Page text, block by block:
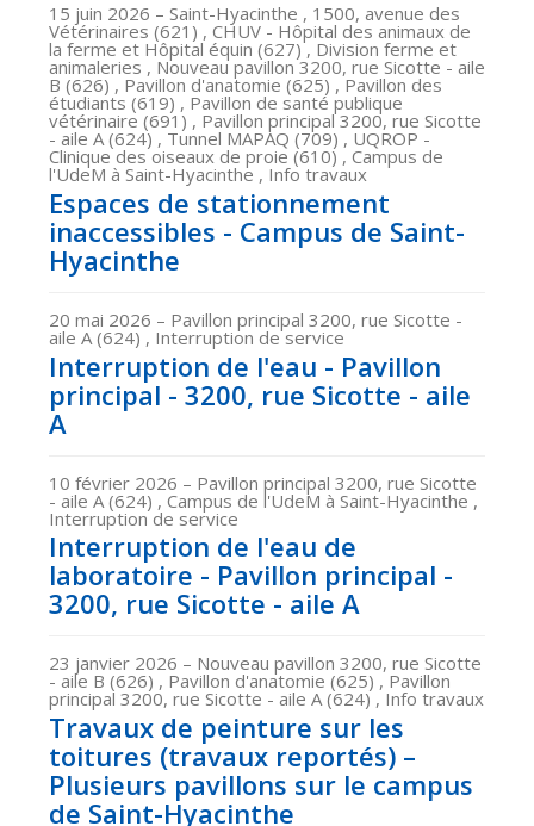
15 juin 2026 – Saint-Hyacinthe , 1500, avenue des
Vétérinaires (621) , CHUV - Hôpital des animaux de
la ferme et Hôpital équin (627) , Division ferme et
animaleries , Nouveau pavillon 3200, rue Sicotte - aile
B (626) , Pavillon d'anatomie (625) , Pavillon des
étudiants (619) , Pavillon de santé publique
vétérinaire (691) , Pavillon principal 3200, rue Sicotte
- aile A (624) , Tunnel MAPAQ (709) , UQROP -
Clinique des oiseaux de proie (610) , Campus de
l'UdeM à Saint-Hyacinthe , Info travaux
Espaces de stationnement
inaccessibles - Campus de Saint-
Hyacinthe
20 mai 2026 – Pavillon principal 3200, rue Sicotte -
aile A (624) , Interruption de service
Interruption de l'eau - Pavillon
principal - 3200, rue Sicotte - aile
A
10 février 2026 – Pavillon principal 3200, rue Sicotte
- aile A (624) , Campus de l'UdeM à Saint-Hyacinthe ,
Interruption de service
Interruption de l'eau de
laboratoire - Pavillon principal -
3200, rue Sicotte - aile A
23 janvier 2026 – Nouveau pavillon 3200, rue Sicotte
- aile B (626) , Pavillon d'anatomie (625) , Pavillon
principal 3200, rue Sicotte - aile A (624) , Info travaux
Travaux de peinture sur les
toitures (travaux reportés) –
Plusieurs pavillons sur le campus
de Saint-Hyacinthe